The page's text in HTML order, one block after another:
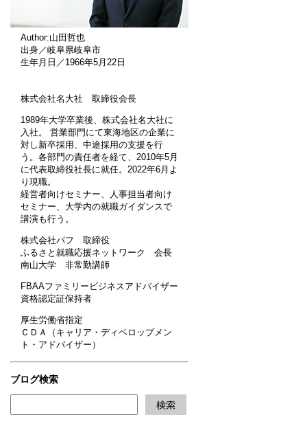
Author:山田哲也
出身／岐阜県岐阜市
生年月日／1966年5月22日
株式会社名大社 取締役会長
1989年大学卒業後、株式会社名大社に
入社。 営業部門にて東海地区の企業に
対し新卒採用、中途採用の支援を行
う。各部門の責任者を経て、2010年5月
に代表取締役社長に就任。2022年6月よ
り現職。
経営者向けセミナー、人事担当者向け
セミナー、大学内の就職ガイダンスで
講演も行う。
株式会社パフ 取締役
ふるさと就職応援ネットワーク 会長
南山大学 非常勤講師
FBAAファミリービジネスアドバイザー
資格認定証保持者
厚生労働省指定
ＣＤＡ（キャリア・ディベロップメン
ト・アドバイザー）
ブログ検索